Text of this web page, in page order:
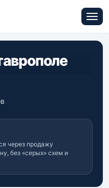
через продажу
без «серых» схем и